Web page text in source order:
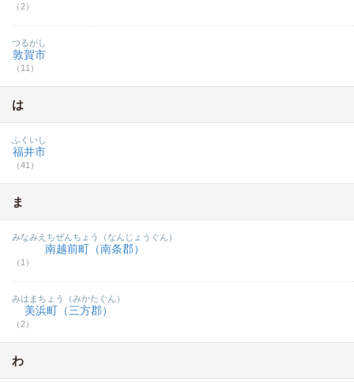
（2）
敦賀市
（11）
つるがし
は
福井市
（41）
ふくいし
ま
南越前町（南条郡）
（1）
みなみえちぜんちょう（なんじょうぐん）
美浜町（三方郡）
（2）
みはまちょう（みかたぐん）
わ